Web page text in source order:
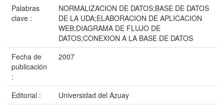
Palabras
clave :
NORMALIZACION DE DATOS;BASE DE DATOS
DE LA UDA;ELABORACION DE APLICACION
WEB;DIAGRAMA DE FLUJO DE
DATOS;CONEXION A LA BASE DE DATOS
Fecha de
publicación
:
2007
Editorial :
Universidad del Azuay